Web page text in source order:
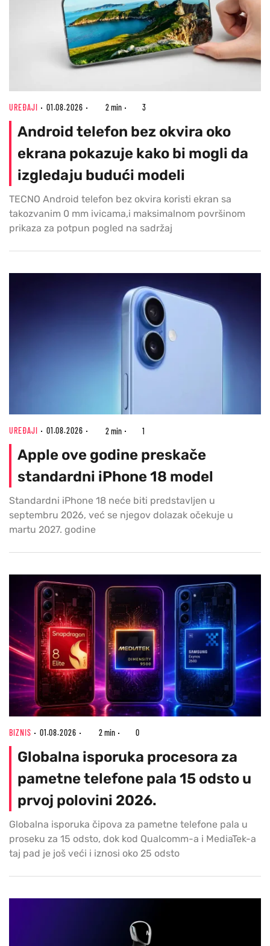
UREĐAJI 01.08.2026 2 min 3
Android telefon bez okvira oko
ekrana pokazuje kako bi mogli da
izgledaju budući modeli
TECNO Android telefon bez okvira koristi ekran sa
takozvanim 0 mm ivicama,i maksimalnom površinom
prikaza za potpun pogled na sadržaj
UREĐAJI 01.08.2026 2 min 1
Apple ove godine preskače
standardni iPhone 18 model
Standardni iPhone 18 neće biti predstavljen u
septembru 2026, već se njegov dolazak očekuje u
martu 2027. godine
BIZNIS 01.08.2026 2 min 0
Globalna isporuka procesora za
pametne telefone pala 15 odsto u
prvoj polovini 2026.
Globalna isporuka čipova za pametne telefone pala u
proseku za 15 odsto, dok kod Qualcomm-a i MediaTek-a
taj pad je još veći i iznosi oko 25 odsto